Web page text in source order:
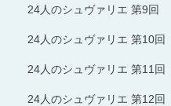
24人のシュヴァリエ 第9回
24人のシュヴァリエ 第10回
24人のシュヴァリエ 第11回
24人のシュヴァリエ 第12回